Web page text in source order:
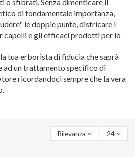
o sfibrati. Senza dimenticare il
di fondamentale importanza,
le doppie punte, districare i
capelli e gli efficaci prodotti per lo
tua erborista di fiducia che saprà
ad un trattamento specifico di
ricordandoci sempre che la vera
Rilevanza 24